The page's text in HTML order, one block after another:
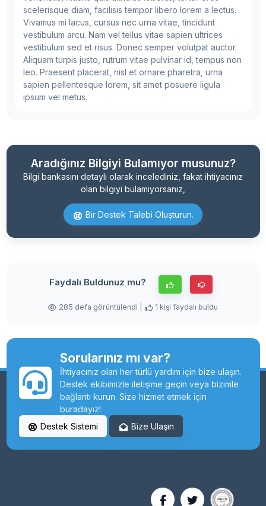
scelerisque diam, facilisis tempor libero lorem a lectus.
Vivamus mi lacus, cursus nec urna vitae, tincidunt
vestibulum arcu. Nam vel tellus vitae sapien ultrices
vestibulum sed et risus. Donec semper volutpat auctor.
Aliquam turpis justo, rutrum vitae pulvinar id, tempus non
leo. Praesent placerat, nisl et ornare pharetra, urna
sapien pellentesque lorem, sit amet posuere ligula
ipsum vel metus.
Aradığınız Bilgiyi Bulamıyor musunuz?
Bilgi bankasını detaylı olarak incelediniz, fakat ihtiyacınız
olan bilgiyi bulamıyorsanız,
Bir Destek Talebi Oluşturun.
Faydalı Buldunuz mu?
285 defa görüntülendi | 1 kişi faydalı buldu
Sorularınız mı var?
İhtiyacınız olan her türlü yardım için bize ulaşın.
Destek ekibimizle iletişime geçin veya bizimle
bağlantı kurun. Size hizmet etmek için
buradayız!
Destek Sistemi
Bize Ulaşın